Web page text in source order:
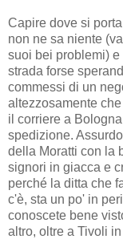
Capire dove si
non ne sa niente
suoi bei problemi)
strada forse
commessi di un
altezzosamente
il corriere a
spedizione.
della Moratti con la
signori in giacca e
perché la ditta che
c'è, sta un po' in
conoscete bene
altro, oltre a Tivoli